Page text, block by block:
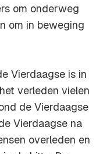
om onderweg
om in beweging
Vierdaagse is in
verleden vielen
de Vierdaagse
Vierdaagse na
overleden en